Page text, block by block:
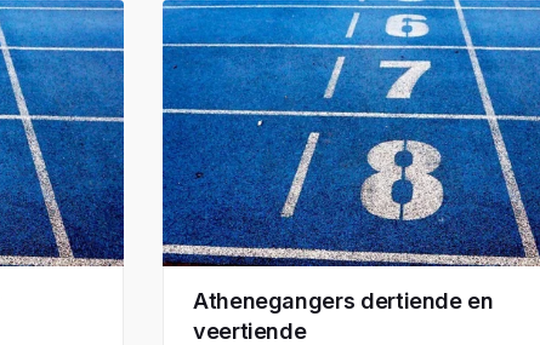
Athenegangers dertiende en
veertiende